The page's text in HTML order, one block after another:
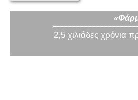
2,5 χιλιάδες χρόνια